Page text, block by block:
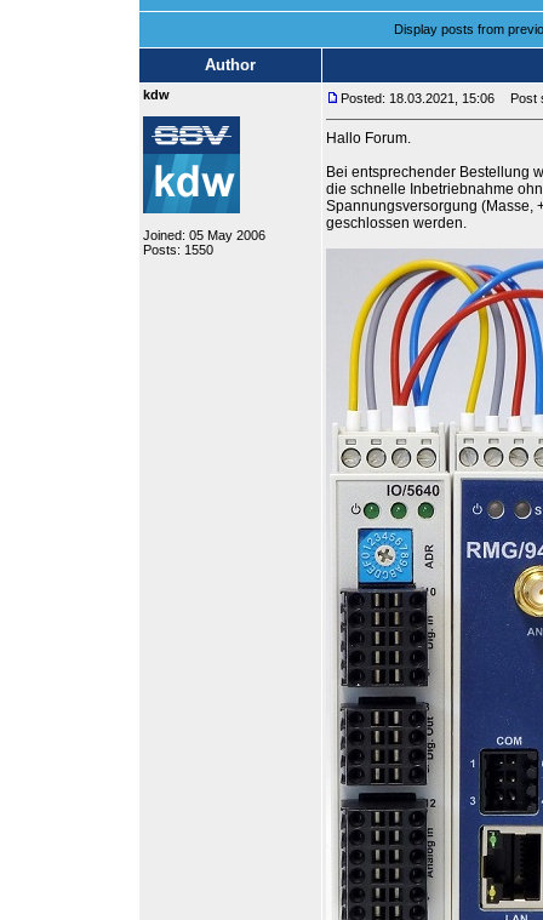
Display posts from
Author
kdw
Joined: 05 May 2006
Posts: 1550
Posted: 18.03.2021, 15:06 Post
Hallo Forum.
Bei entsprechender Bestellung
die schnelle Inbetriebnahme
Spannungsversorgung (Masse,
geschlossen werden.